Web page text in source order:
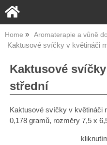
Home Aromaterapie a vůně
Kaktusové svíčky v květináči
Kaktusové
střední
Kaktusové svíčky v květináči
0,178 gramů, rozměry 7,5 x